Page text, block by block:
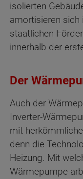
isolierten
amortisieren
staatlichen
innerhalb der
Der
Auch der
Inverter-
mit
denn die
Heizung. Mit
Wärmepumpe